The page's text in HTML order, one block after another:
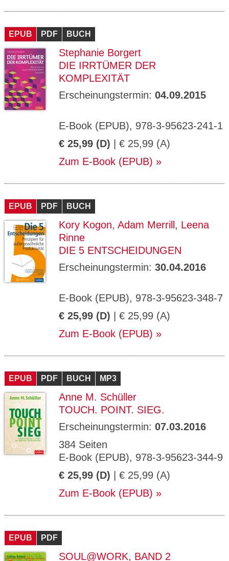
EPUB PDF BUCH
Stephanie Borgert
DIE IRRTÜMER DER
KOMPLEXITÄT
Erscheinungstermin: 04.09.2015
E-Book (EPUB), 978-3-95623-241-1
€ 25,99 (D) | € 25,99 (A)
Zum E-Book (EPUB)
EPUB PDF BUCH
Kory Kogon, Adam Merrill , Leena
Rinne
DIE 5 ENTSCHEIDUNGEN
Erscheinungstermin: 30.04.2016
E-Book (EPUB), 978-3-95623-348-7
€ 25,99 (D) | € 25,99 (A)
Zum E-Book (EPUB)
EPUB PDF BUCH MP3
Anne M. Schüller
TOUCH. POINT. SIEG.
Erscheinungstermin: 07.03.2016
384 Seiten
E-Book (EPUB), 978-3-95623-344-9
€ 25,99 (D) | € 25,99 (A)
Zum E-Book (EPUB)
EPUB PDF
SOUL@WORK, BAND 2